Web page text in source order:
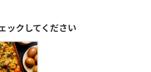
ックしてください